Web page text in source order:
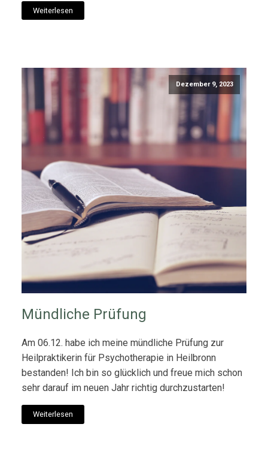
Weiterlesen
Dezember 9, 2023
Mündliche Prüfung
Am 06.12. habe ich meine mündliche Prüfung zur
Heilpraktikerin für Psychotherapie in Heilbronn
bestanden! Ich bin so glücklich und freue mich schon
sehr darauf im neuen Jahr richtig durchzustarten!
Weiterlesen